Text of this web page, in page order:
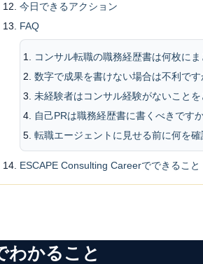
今日できるアクション
FAQ
コンサル転職の職務経歴書は何枚に
数字で成果を書けない場合は不利です
未経験者はコンサル経験がないこと
自己PRは職務経歴書に書くべきです
転職エージェントに見せる前に何を確
ESCAPE Consulting Careerでできること
わかること